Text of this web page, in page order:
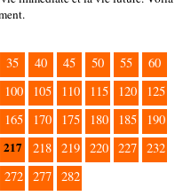
35 40 45 50 55
60
100 105 110 115 120
125
165 170 175 180 185
190
217 218 219 220 227 232
272 277 282